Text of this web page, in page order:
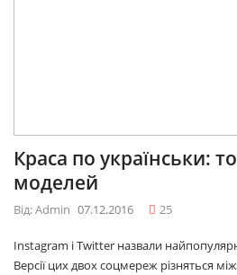
Краса по українськи:
моделей
Від: Admin 07.12.2016 25
Instagram і Twitter назвали
Версії цих двох соцмереж різняться